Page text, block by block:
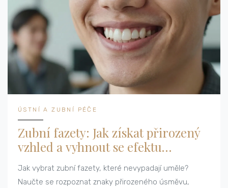
ÚSTNÍ A ZUBNÍ PÉČE
Zubní fazety: Jak získat přirozený
vzhled a vyhnout se efektu
umělých zubů
Jak vybrat zubní fazety, které nevypadají uměle?
Naučte se rozpoznat znaky přirozeného úsměvu,